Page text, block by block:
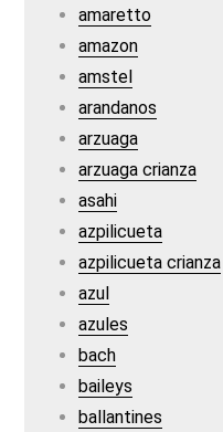
amaretto
amazon
amstel
arandanos
arzuaga
arzuaga crianza
asahi
azpilicueta
azpilicueta crianza
azul
azules
bach
baileys
ballantines